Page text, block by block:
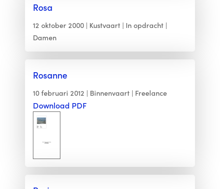
Rosa
12 oktober 2000 Kustvaart
In opdracht
Damen
Rosanne
10 februari 2012 Binnenvaart Freelance
Download PDF